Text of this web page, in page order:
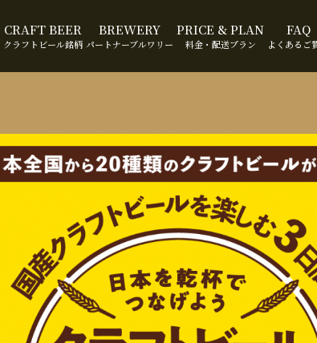
CRAFT BEER
クラフトビール銘柄
BREWERY
パートナーブルワリー
PRICE & PLAN
料金・配送プラン
FAQ
よくあるご